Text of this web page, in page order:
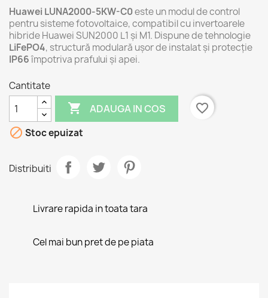
Huawei LUNA2000-5KW-C0este un modul de control
pentru sisteme fotovoltaice, compatibil cu invertoarele
hibride Huawei SUN2000 L1 și M1. Dispune de tehnologie
LiFePO4, structură modulară ușor de instalat și protecție
IP66împotriva prafului și apei.
Cantitate
 ADAUGA IN COS
favorite_border
 Stoc epuizat
Distribuiti
Livrare rapida in toata tara
Cel mai bun pret de pe piata